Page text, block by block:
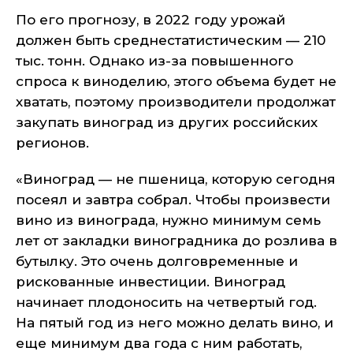
По его прогнозу, в 2022 году урожай
должен быть среднестатистическим — 210
тыс. тонн. Однако из-за повышенного
спроса к виноделию, этого объема будет не
хватать, поэтому производители продолжат
закупать виноград из других российских
регионов.
«Виноград — не пшеница, которую сегодня
посеял и завтра собрал. Чтобы произвести
вино из винограда, нужно минимум семь
лет от закладки виноградника до розлива в
бутылку. Это очень долговременные и
рискованные инвестиции. Виноград
начинает плодоносить на четвертый год.
На пятый год из него можно делать вино, и
еще минимум два года с ним работать,